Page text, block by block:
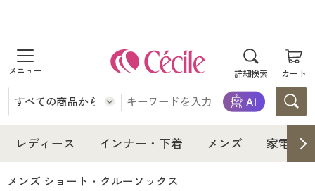
詳細検索 カート
商品を探す
レディース
レディースファッション
インナー・下着
インナー・下着通販すべて
メンズ
レディース インナー・下着 メンズ 家電・
メンズ ショート・クルーソックス